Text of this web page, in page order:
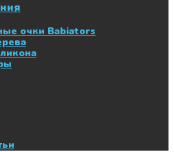
очки Babiators